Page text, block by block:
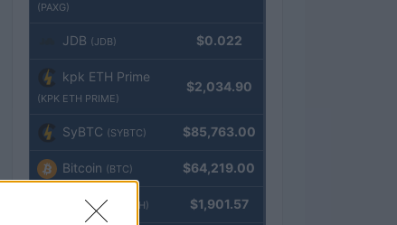
(PAXG)
JDB (JDB) $0.022
kpk ETH Prime
(KPK ETH PRIME)
$2,034.90
SyBTC (SYBTC) $85,763.00
Bitcoin (BTC) $64,219.00
Ethereum (ETH) $1,901.57